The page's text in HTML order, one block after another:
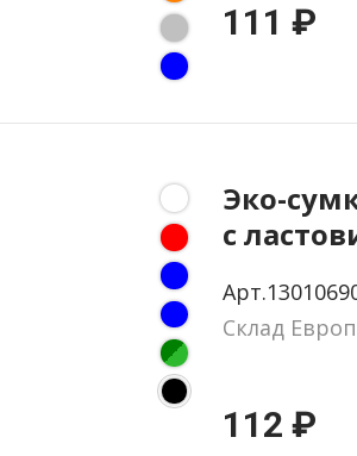
111 ₽
Эко-
с
Склад
112 ₽